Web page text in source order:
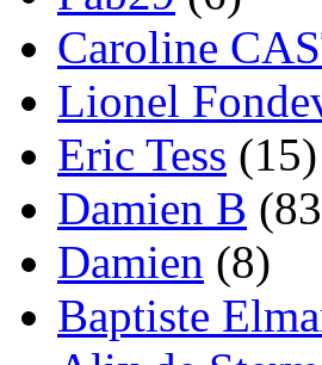
Caroline
Lionel
Eric Tess (15)
Damien B
Damien (8)
Baptiste